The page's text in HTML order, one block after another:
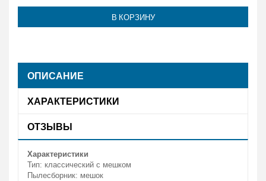
В КОРЗИНУ
ОПИСАНИЕ
ХАРАКТЕРИСТИКИ
ОТЗЫВЫ
Характеристики
Тип: классический с мешком
Пылесборник: мешок